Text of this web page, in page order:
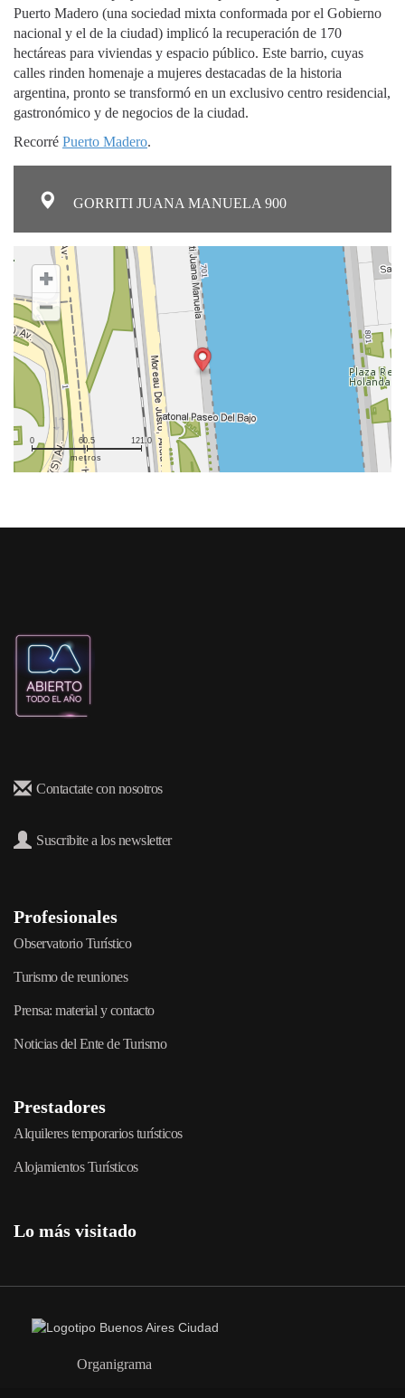
Puerto Madero (una sociedad mixta conformada por el Gobierno
nacional y el de la ciudad) implicó la recuperación de 170
hectáreas para viviendas y espacio público. Este barrio, cuyas
calles rinden homenaje a mujeres destacadas de la historia
argentina, pronto se transformó en un exclusivo centro residencial,
gastronómico y de negocios de la ciudad.
Recorré Puerto Madero.
GORRITI JUANA MANUELA 900
metros
0 60.5 121.0
Contactate con nosotros
Suscribite a los newsletter
Profesionales
Observatorio Turístico
Turismo de reuniones
Prensa: material y contacto
Noticias del Ente de Turismo
Prestadores
Alquileres temporarios turísticos
Alojamientos Turísticos
Lo más visitado
Organigrama